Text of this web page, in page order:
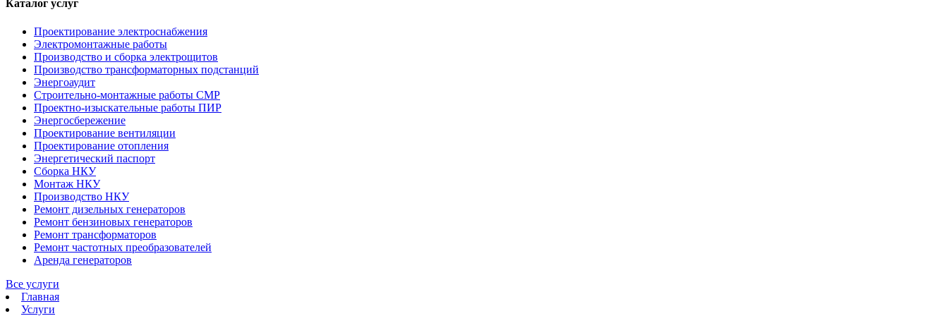
Каталог услуг
Проектирование электроснабжения
Электромонтажные работы
Производство и сборка электрощитов
Производство трансформаторных подстанций
Энергоаудит
Строительно-монтажные работы СМР
Проектно-изыскательные работы ПИР
Энергосбережение
Проектирование вентиляции
Проектирование отопления
Энергетический паспорт
Сборка НКУ
Монтаж НКУ
Производство НКУ
Ремонт дизельных генераторов
Ремонт бензиновых генераторов
Ремонт трансформаторов
Ремонт частотных преобразователей
Аренда генераторов
Все услуги
Главная
Услуги